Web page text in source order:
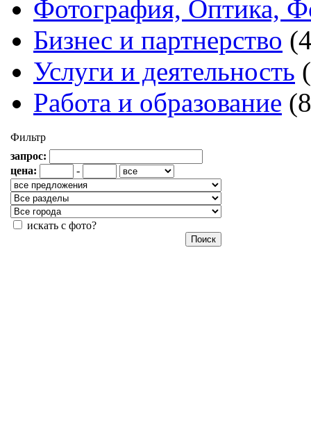
Фотография, Оптика,
Бизнес и партнерство
Услуги и деятельность
Работа и образование
Фильтр
запрос:
цена:
-
искать с фото?